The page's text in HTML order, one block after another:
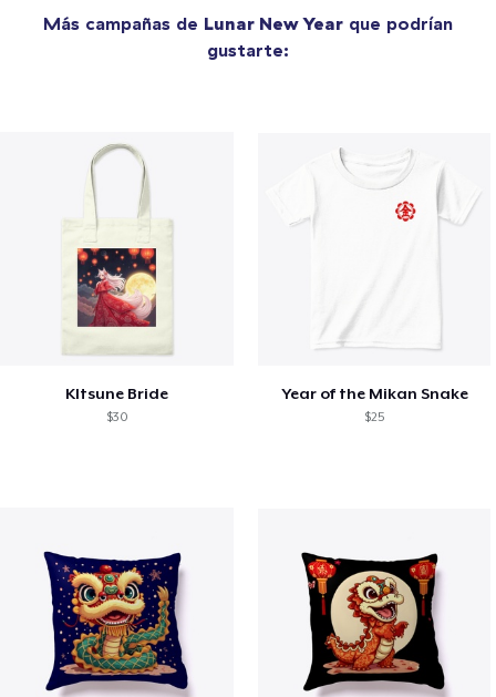
Más campañas de Lunar New Year que podrían
gustarte:
KItsune Bride
$30
Year of the Mikan Snake
$25